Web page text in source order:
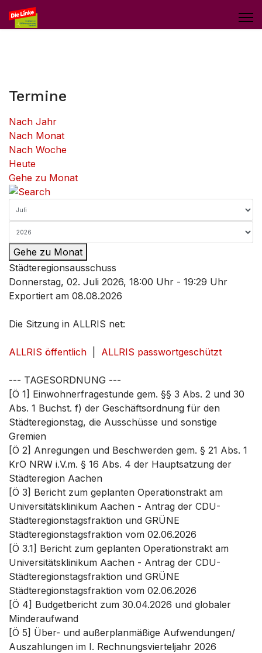
Termine
Nach Jahr
Nach Monat
Nach Woche
Heute
Gehe zu Monat
Gehe zu Monat
Städteregionsausschuss
Donnerstag, 02. Juli 2026, 18:00 Uhr - 19:29 Uhr
Exportiert am 08.08.2026
Die Sitzung in ALLRIS net:
ALLRIS öffentlich ALLRIS passwortgeschützt
--- TAGESORDNUNG ---
[Ö 1] Einwohnerfragestunde gem. §§ 3 Abs. 2 und 30
Abs. 1 Buchst. f) der Geschäftsordnung für den
Städteregionstag, die Ausschüsse und sonstige
Gremien
[Ö 2] Anregungen und Beschwerden gem. § 21 Abs. 1
KrO NRW i.V.m. § 16 Abs. 4 der Hauptsatzung der
Städteregion Aachen
[Ö 3] Bericht zum geplanten Operationstrakt am
Universitätsklinikum Aachen - Antrag der CDU-
Städteregionstagsfraktion und GRÜNE
Städteregionstagsfraktion vom 02.06.2026
[Ö 3.1] Bericht zum geplanten Operationstrakt am
Universitätsklinikum Aachen - Antrag der CDU-
Städteregionstagsfraktion und GRÜNE
Städteregionstagsfraktion vom 02.06.2026
[Ö 4] Budgetbericht zum 30.04.2026 und globaler
Minderaufwand
[Ö 5] Über- und außerplanmäßige Aufwendungen/
Auszahlungen im I. Rechnungsvierteljahr 2026